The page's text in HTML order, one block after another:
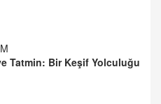
| 21 Aralık